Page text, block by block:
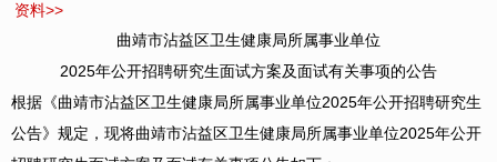
资料>>
曲靖市沾益区卫生健康局所属事业单位
2025年公开招聘研究生面试方案及面试有关事项的公告
根据《曲靖市沾益区卫生健康局所属事业单位2025年公开招聘研究生
公告》规定，现将曲靖市沾益区卫生健康局所属事业单位2025年公开